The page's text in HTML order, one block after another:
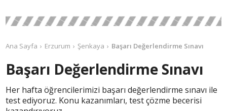
Ana Sayfa Erzurum Şenkaya Başarı Değerlendirme Sınavı
Başarı Değerlendirme Sınavı
Her hafta öğrencilerimizi başarı değerlendirme sınavı ile
test ediyoruz. Konu kazanımları, test çözme becerisi